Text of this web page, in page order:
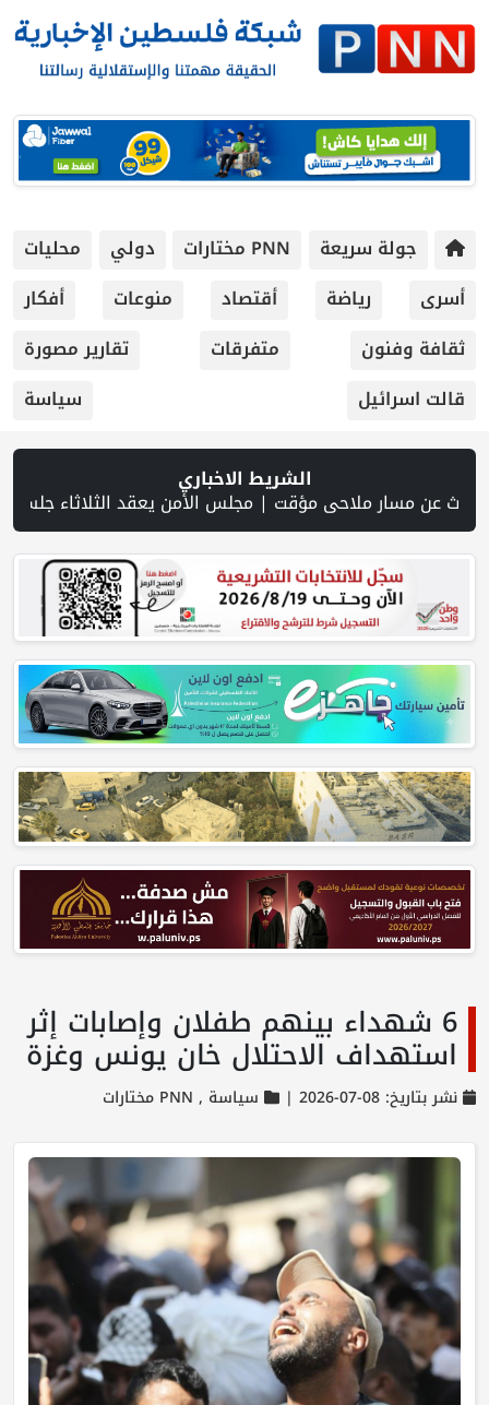
جولة سريعة PNN مختارات دولي
محليات
أسرى
رياضة أقتصاد منوعات
أفكار
ثقافة وفنون
متفرقات
تقارير مصورة
قالت اسرائيل
سياسة
الشريط الاخباري
| مسيحيو الضفة أمام موجة هجرة متصاعدة: الاحتلال والاستيطان يهددان بقاءهم | إصابة سفينة بمقذوف مجهول قبالة سواحل عُمان واندلاع حريق على متنها | 72 أمر هدم إسرائيليًا تهدد عشرات العائلات والمدرسة
6 شهداء بينهم طفلان وإصابات إثر
استهداف الاحتلال خان يونس وغزة
نشر بتاريخ: 08-07-2026 | سياسة , PNN مختارات